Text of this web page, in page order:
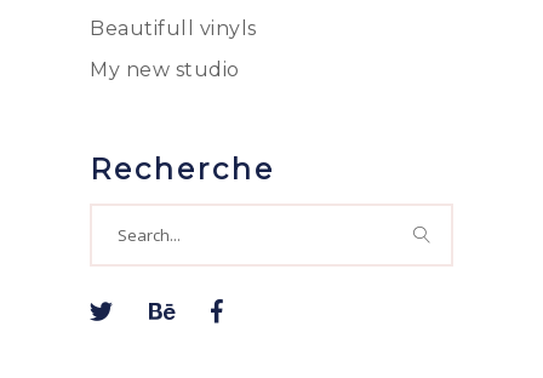
Beautifull vinyls
My new studio
Recherche